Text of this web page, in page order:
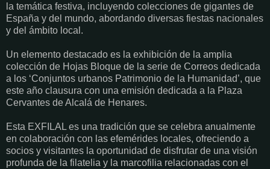
la temática festiva, incluyendo colecciones de gigantes de
España y del mundo, abordando diversas fiestas nacionales
y del ámbito local.
Un elemento destacado es la exhibición de la amplia
colección de Hojas Bloque de la serie de Correos dedicada
a los ‘Conjuntos urbanos Patrimonio de la Humanidad’, que
este año clausura con una emisión dedicada a la Plaza
Cervantes de Alcalá de Henares.
Esta EXFILAL es una tradición que se celebra anualmente
en colaboración con las efemérides locales, ofreciendo a
socios y visitantes la oportunidad de disfrutar de una visión
profunda de la filatelia y la marcofilia relacionadas con el